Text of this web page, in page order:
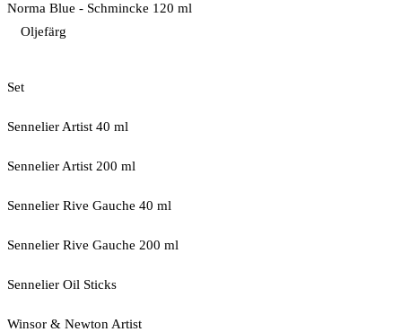
Norma Blue - Schmincke 120 ml
Oljefärg
Set
Sennelier Artist 40 ml
Sennelier Artist 200 ml
Sennelier Rive Gauche 40 ml
Sennelier Rive Gauche 200 ml
Sennelier Oil Sticks
Winsor & Newton Artist